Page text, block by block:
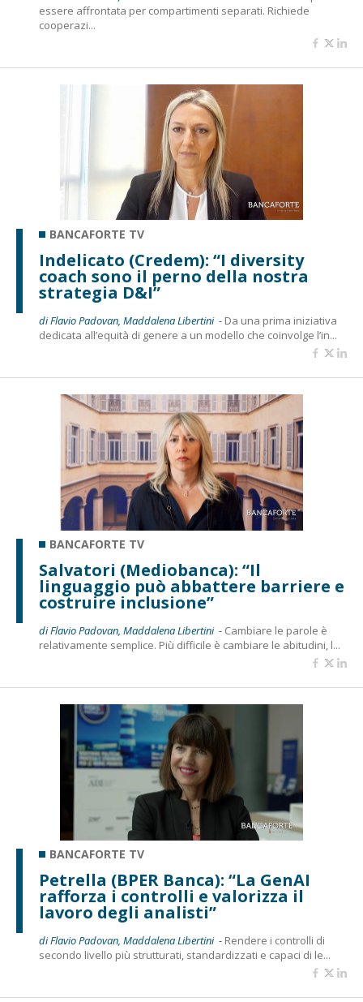
essere affrontata per compartimenti separati. Richiede
cooperazi...
BANCAFORTE TV
Indelicato (Credem): “I diversity
coach sono il perno della nostra
strategia D&I”
di Flavio Padovan, Maddalena Libertini - Da una prima iniziativa
dedicata all’equità di genere a un modello che coinvolge l’in...
BANCAFORTE TV
Salvatori (Mediobanca): “Il
linguaggio può abbattere barriere e
costruire inclusione”
di Flavio Padovan, Maddalena Libertini - Cambiare le parole è
relativamente semplice. Più difficile è cambiare le abitudini, l...
BANCAFORTE TV
Petrella (BPER Banca): “La GenAI
rafforza i controlli e valorizza il
lavoro degli analisti”
di Flavio Padovan, Maddalena Libertini - Rendere i controlli di
secondo livello più strutturati, standardizzati e capaci di le...